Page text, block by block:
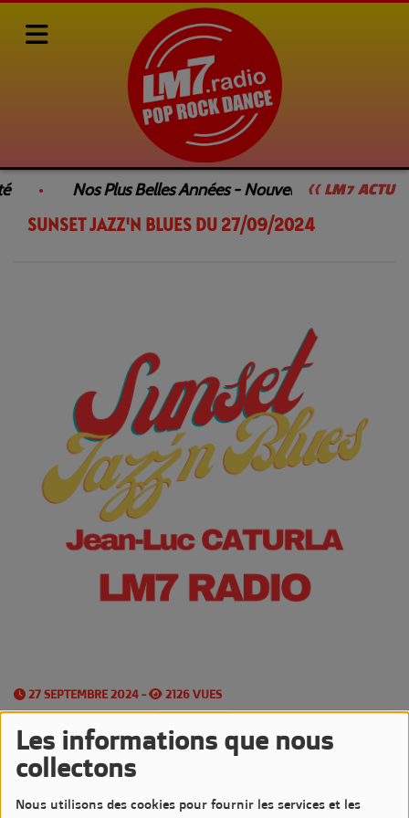
Les informations que nous
collectons
Nous utilisons des cookies pour fournir les services et les
<< LM7 ACTU
Nos Plus Belles Années - Nouvelle Émission
Rediffusions de nos émissions SUNSET JAZZ'N BLUES
SUNSET JAZZ'N BLUES DU 27/09/2024
27 SEPTEMBRE 2024 - 2126 VUES
Écouter le podcast
LesVendredis Soirs
avec l'émissionSunset Jazz'n Blues